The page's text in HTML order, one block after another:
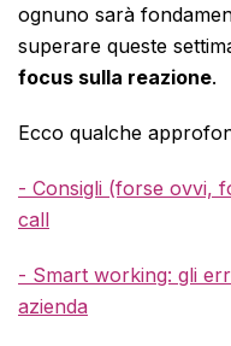
ognuno sarà
superare queste
focus sulla reazione.
Ecco qualche
- Consigli (forse ovvi,
call
- Smart working: gli
azienda